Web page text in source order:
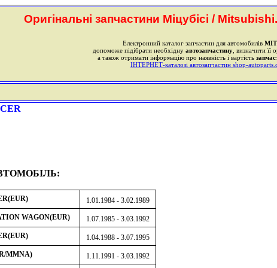
Оригінальні запчастини Міцубісі /
Електронний каталог запчастин для автомобилів
допоможе підібрати необхідну автозапчастину , визначити її
а також отримати інформацію про наявність і вартість
ІНТЕРНЕТ-каталозі автозапчастин shop-
1.01.1984 - 3.02.1989
WAGON(EUR)
1.07.1985 - 3.03.1992
1.04.1988 - 3.07.1995
MMNA)
1.11.1991 - 3.03.1992